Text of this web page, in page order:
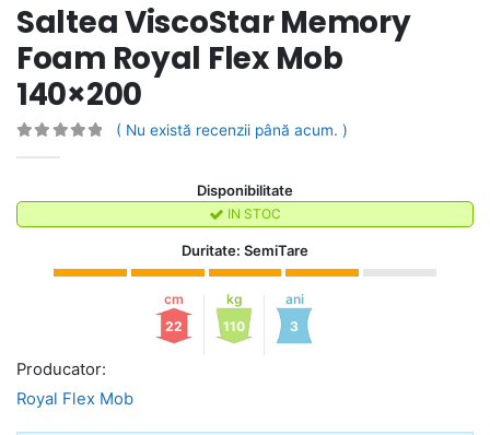
Saltea ViscoStar Memory
Foam Royal Flex Mob
140×200
( Nu există recenzii până acum. )
Disponibilitate
IN STOC
Duritate: SemiTare
cm
22
kg
110
ani
3
Producator:
Royal Flex Mob